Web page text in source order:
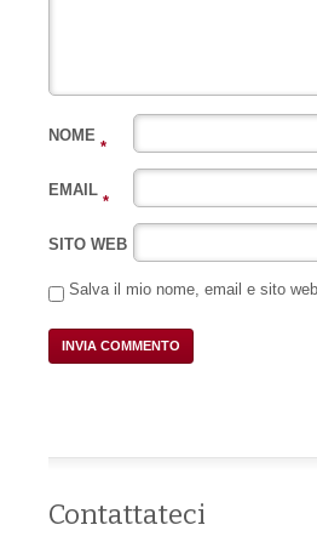
NOME
*
EMAIL
*
SITO WEB
Salva il mio nome, email e sito
Contattateci